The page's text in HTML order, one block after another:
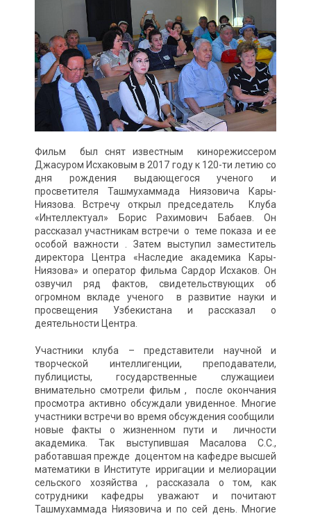
Фильм был снят известным кинорежиссером
Джасуром Исхаковым в 2017 году к 120-ти летию со
дня рождения выдающегося ученого и
просветителя Ташмухаммада Ниязовича Кары-
Ниязова. Встречу открыл председатель Клуба
«Интеллектуал» Борис Рахимович Бабаев. Он
рассказал участникам встречи о теме показа и ее
особой важности . Затем выступил заместитель
директора Центра «Наследие академика Кары-
Ниязова» и оператор фильма Сардор Исхаков. Он
озвучил ряд фактов, свидетельствующих об
огромном вкладе ученого в развитие науки и
просвещения Узбекистана и рассказал о
деятельности Центра.
Участники клуба – представители научной и
творческой интеллигенции, преподаватели,
публицисты, государственные служащиеи
внимательно смотрели фильм , после окончания
просмотра активно обсуждали увиденное. Многие
участники встречи во время обсуждения сообщили
новые факты о жизненном пути и личности
академика. Так выступившая Масалова С.С.,
работавшая прежде доцентом на кафедре высшей
математики в Институте ирригации и мелиорации
сельского хозяйства , рассказала о том, как
сотрудники кафедры уважают и почитают
Ташмухаммада Ниязовича и по сей день. Многие